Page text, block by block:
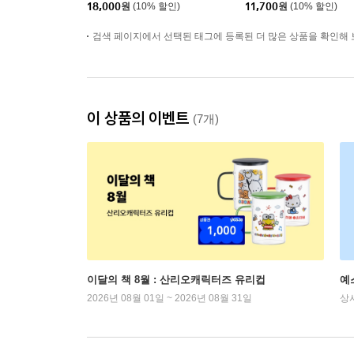
18,000원 (10% 할인)
11,700원 (10% 할인)
검색 페이지에서 선택된 태그에 등록된 더 많은 상품을 확인해
이 상품의 이벤트 (7개)
이달의 책 8월 : 산리오캐릭터즈 유리컵
2026년 08월 01일 ~ 2026년 08월 31일
예
상